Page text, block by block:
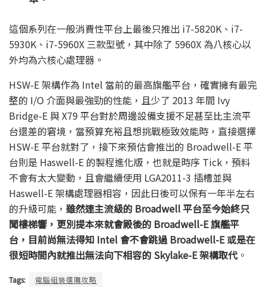
這個系列在一般消費性平台上最後只推出 i7-5820K、i7-
5930K、i7-5960X 三款型號，其中除了 5960X 為八核心以
外均為六核心處理器。
HSW-E 架構作為 Intel 當前的最高旗艦平台，確實擁有最完
整的 I/O 介面與最強勁的性能，且少了 2013 年間 Ivy
Bridge-E 與 X79 平台對於周邊設備支援不足甚至比主流平
台還差的窘境，當預算充裕且想挑戰極致效能時，直接選擇
HSW-E 平台就對了，接下來預估會推出的 Broadwell-E 平
台則是 Haswell-E 的製程進化版，也就是時序 Tick，預料
不會有太大變動，且會繼續使用 LGA2011-3 插槽並與
Haswell-E 架構處理器相容，因此日後可以保有一年半左右
的升級可能， 雖然連主流級的 Broadwell 平台至今始終只
聞樓梯響，更別提本來就會殿後的 Broadwell-E 旗艦平
台，目前尚無法得知 Intel 會不會跳過 Broadwell-E 或是在
很短時間內就推出無法向下相容的 Skylake-E 架構取代。
Tags: 電腦組裝選購攻略